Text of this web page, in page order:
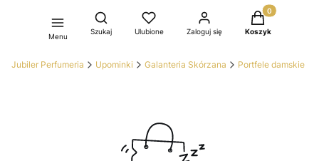
Menu
Otwórz wyszukiwarkę
Szukaj Ulubione Zaloguj się
Produkty w
Koszyk
Jubiler Perfumeria Upominki Galanteria Skórzana Portfele damskie